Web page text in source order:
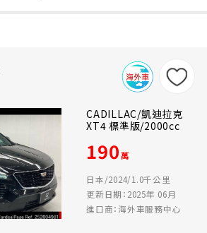
CADILLAC/凱迪拉克
XT4 標準版/2000cc
190萬
日本/2024/1.0千公里
更新日期：2025年 06月
進口商：海外車服務中心